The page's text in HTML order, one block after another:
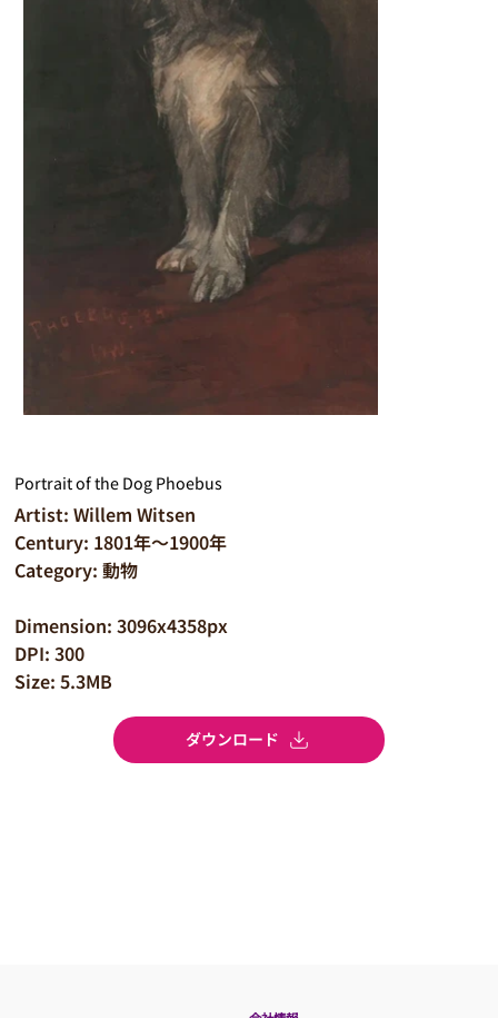
Portrait of the Dog Phoebus
Artist: Willem Witsen
Century: 1801年～1900年
Category: 動物
Dimension: 3096x4358px
DPI: 300
Size: 5.3MB
ダウンロード